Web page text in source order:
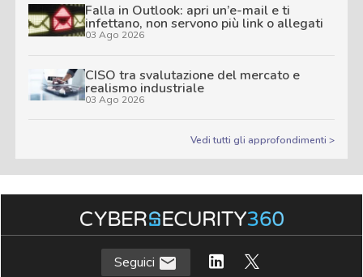
Falla in Outlook: apri un’e-mail e ti
infettano, non servono più link o allegati
03 Ago 2026
CISO tra svalutazione del mercato e
realismo industriale
03 Ago 2026
Vedi tutti gli approfondimenti >
Seguici